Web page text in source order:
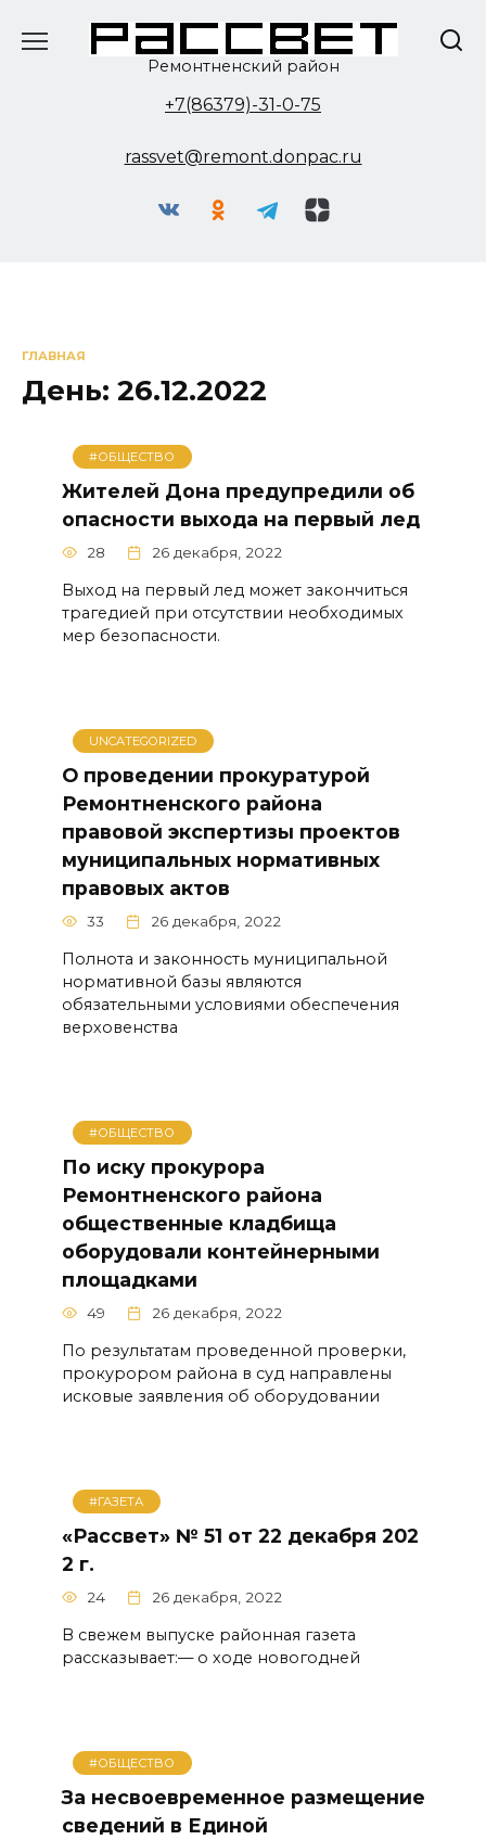
Ремонтненский район
+7(86379)-31-0-75
rassvet@remont.donpac.ru
ГЛАВНАЯ
День: 26.12.2022
#ОБЩЕСТВО
Жителей Дона предупредили об
опасности выхода на первый лед
28 26 декабря, 2022
Выход на первый лед может закончиться
трагедией при отсутствии необходимых
мер безопасности.
UNCATEGORIZED
О проведении прокуратурой
Ремонтненского района
правовой экспертизы проектов
муниципальных нормативных
правовых актов
33 26 декабря, 2022
Полнота и законность муниципальной
нормативной базы являются
обязательными условиями обеспечения
верховенства
#ОБЩЕСТВО
По иску прокурора
Ремонтненского района
общественные кладбища
оборудовали контейнерными
площадками
49 26 декабря, 2022
По результатам проведенной проверки,
прокурором района в суд направлены
исковые заявления об оборудовании
#ГАЗЕТА
«Рассвет» № 51 от 22 декабря 202
2 г.
24 26 декабря, 2022
В свежем выпуске районная газета
рассказывает:— о ходе новогодней
#ОБЩЕСТВО
За несвоевременное размещение
сведений в Единой